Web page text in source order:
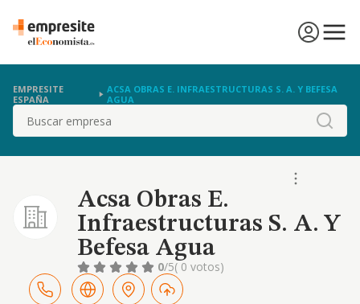
EMPRESITE
ESPAÑA
ACSA OBRAS E. INFRAESTRUCTURAS S. A. Y BEFESA
AGUA
Buscar
Acsa Obras E.
Infraestructuras S. A. Y
Befesa Agua
0/5( 0 votos)